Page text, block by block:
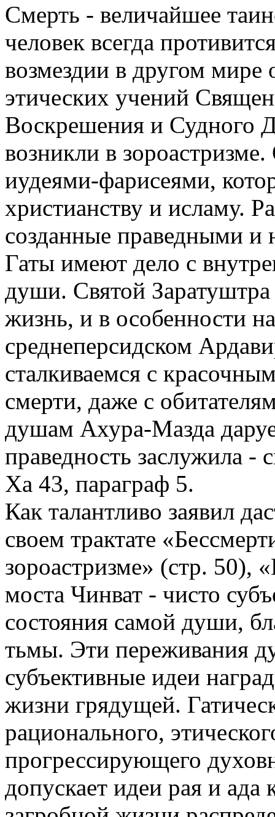
Смерть - величайшее
человек всегда
возмездии в другом мире
этических учений
Воскрешения и Судного
возникли в
иудеями-фарисеями,
христианству и исламу.
созданные праведными и
Гаты имеют дело с
души. Святой Заратуштра
жизнь, и в особенности
среднеперсидском
сталкиваемся с
смерти, даже с
душам Ахура-Мазда
праведность заслужила
Ха 43, параграф 5.
Как талантливо заявил
своем трактате
зороастризме» (стр. 50),
моста Чинват - чисто
состояния самой души,
тьмы. Эти переживания
субъективные идеи
жизни грядущей.
рационального,
прогрессирующего
допускает идеи рая и ада